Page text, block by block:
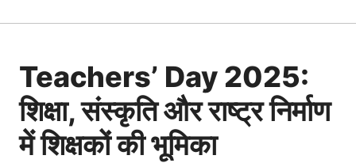
Teachers’ Day 2025:
शिक्षा, संस्कृति और राष्ट्र निर्माण
में शिक्षकों की भूमिका